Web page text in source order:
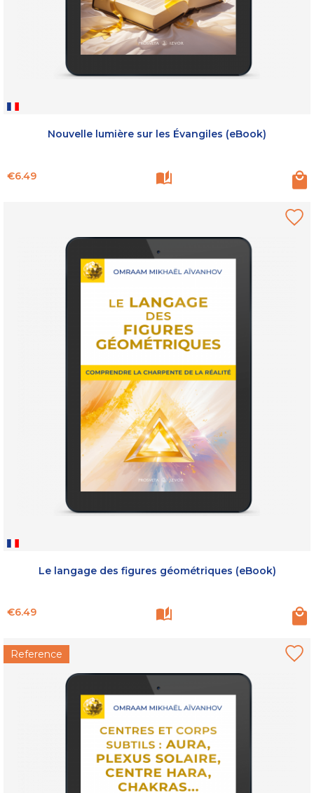
Nouvelle lumière sur les Évangiles (eBook)
Price
€6.49
Le langage des figures géométriques (eBook)
Price
€6.49
Reference